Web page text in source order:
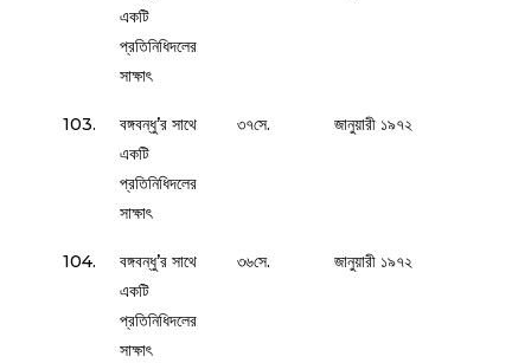
একটি
প্রতিনিধিদলের
সাক্ষাৎ
103.
বঙ্গবন্ধু’র সাথে
একটি
প্রতিনিধিদলের
সাক্ষাৎ
৩৭সে. জানুয়ারী ১৯৭২
104.
বঙ্গবন্ধু’র সাথে
একটি
প্রতিনিধিদলের
সাক্ষাৎ
৩৬সে. জানুয়ারী ১৯৭২